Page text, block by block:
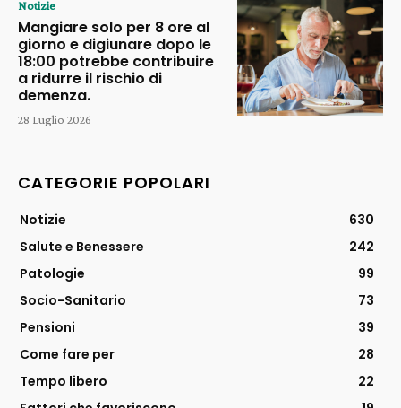
Notizie
Mangiare solo per 8 ore al
giorno e digiunare dopo le
18:00 potrebbe contribuire
a ridurre il rischio di
demenza.
28 Luglio 2026
CATEGORIE POPOLARI
Notizie
630
Salute e Benessere
242
Patologie
99
Socio-Sanitario
73
Pensioni
39
Come fare per
28
Tempo libero
22